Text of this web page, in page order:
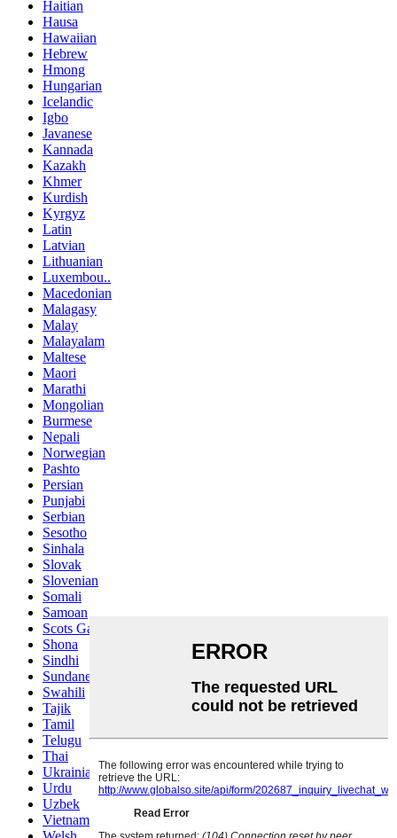
Haitian
Hausa
Hawaiian
Hebrew
Hmong
Hungarian
Icelandic
Igbo
Javanese
Kannada
Kazakh
Khmer
Kurdish
Kyrgyz
Latin
Latvian
Lithuanian
Luxembou..
Macedonian
Malagasy
Malay
Malayalam
Maltese
Maori
Marathi
Mongolian
Burmese
Nepali
Norwegian
Pashto
Persian
Punjabi
Serbian
Sesotho
Sinhala
Slovak
Slovenian
Somali
Samoan
Scots Gaelic
Shona
Sindhi
Sundanese
Swahili
Tajik
Tamil
Telugu
Thai
Ukrainian
Urdu
Uzbek
Vietnamese